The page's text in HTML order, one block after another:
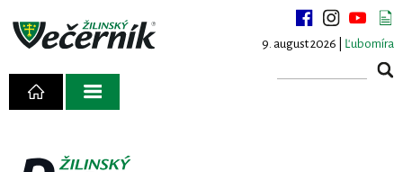
9. august 2026 | Ľubomíra